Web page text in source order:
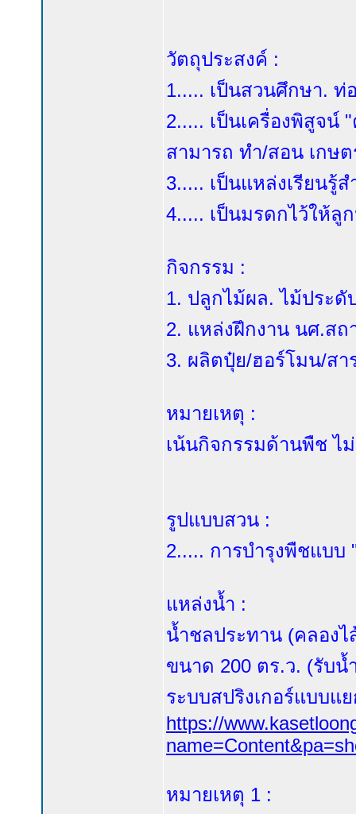
วัตถุประสงค์ :
1..... เป็นสวนศึกษา. ท่
2..... เป็นเครื่องพิสูจน์
สามารถ ทำ/สอน เกษ
3..... เป็นแหล่งเรียนรู้
4..... เป็นมรดกไว้ให้ลู
กิจกรรม :
1. ปลูกไม้ผล. ไม้ประดั
2. แหล่งฝึกงาน นศ.สถ
3. ผลิตปุ๋ย/ฮอร์โมน/ส
หมายเหตุ :
เน้นกิจกรรมด้านพืช ไ
รูปแบบสวน :
2..... การบำรุงพืชแบบ
แหล่งน้ำ :
น้ำชลประทาน (คลอง
ขนาด 200 ตร.ว. (รับ
ระบบสปริงเกอร์แบบ
https://
หมายเหตุ 1 :